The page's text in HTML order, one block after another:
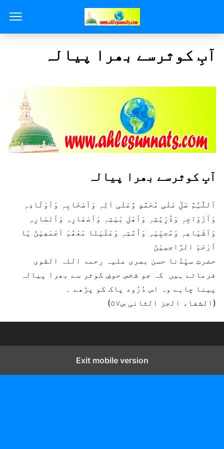
آبِ کوثرسے بھرا پیالہ
آبِ کوثرسے بھرا پیالہ
اَللّٰہُمَّ صَلِّ عَلٰی مُحَمَّدٍ وَّعَلٰی اٰلِہٖ وَاَصْحَابِہٖ وَاَوْلَادِہٖ
وَاَزْوَاجِہٖ وَذُرِّیّٰتِہٖ وَاَھْلِ بَیْتِہٖ وَاَصْھَارِہٖ وَاَنْصَارِہٖ
وَاَشْیَاعِہٖ وَمُحِبِّیْہِ وَاُمَّتِہٖ وَعَلَیْنَا مَعَھُمْ اَجْمَعِیْنَ یَا
اَرْحَمَ الرَّاحِمِیْنَ
حضرتِ سیِّدُنا حسن بصری علیہ رحمۃ اللہ القوی
فرماتے ہیں کہ جو شخص حوضِ کوثر سے بھرا پیالہ
پینا چاہے وہ اس دُرُود پاک کو پڑھے ۔
(الشفاء الجز الثانی ص۵۷)
Exit mobile version